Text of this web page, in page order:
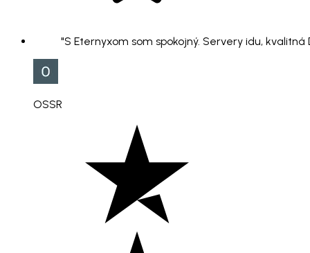
"S Eternyxom som spokojný. Servery idu,
OSSR